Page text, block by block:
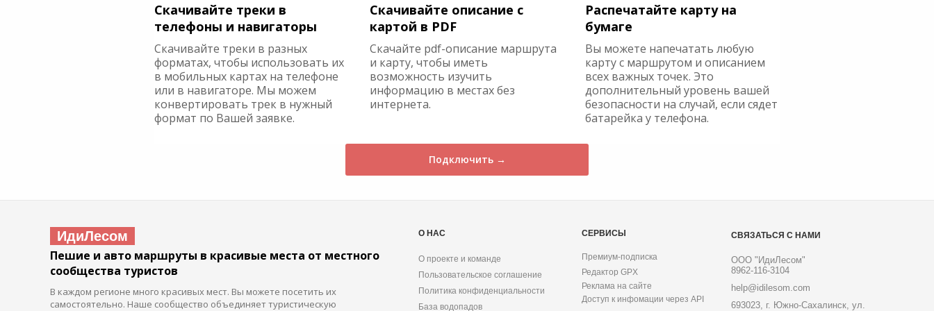
Скачивайте треки в
телефоны и навигаторы
Скачивайте треки в разных
форматах, чтобы использовать их
в мобильных картах на телефоне
или в навигаторе. Мы можем
конвертировать трек в нужный
формат по Вашей заявке.
Скачивайте описание с
картой в PDF
Скачайте pdf-описание маршрута
и карту, чтобы иметь
возможность изучить
информацию в местах без
интернета.
Распечатайте карту на
бумаге
Вы можете напечатать любую
карту с маршрутом и описанием
всех важных точек. Это
дополнительный уровень вашей
безопасности на случай, если сядет
батарейка у телефона.
Подключить →
ИдиЛесом
Пешие и авто маршруты в красивые места от местного
сообщества туристов
В каждом регионе много красивых мест. Вы можете посетить их
самостоятельно. Наше сообщество объединяет туристическую
О НАС
О проекте и команде
Пользовательское соглашение
Политика конфиденциальности
База водопадов
СЕРВИСЫ
Премиум-подписка
Редактор GPX
Реклама на сайте
Доступ к инфомации через API
СВЯЗАТЬСЯ С НАМИ
ООО "ИдиЛесом"
8962-116-3104
help@idilesom.com
693023, г. Южно-Сахалинск, ул.